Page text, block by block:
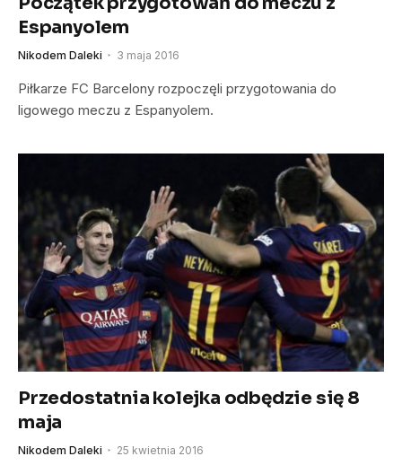
Espanyolem
Nikodem Daleki 3 maja 2016
Piłkarze FC Barcelony rozpoczęli przygotowania do
ligowego meczu z Espanyolem.
Przedostatnia kolejka odbędzie się 8
maja
Nikodem Daleki 25 kwietnia 2016